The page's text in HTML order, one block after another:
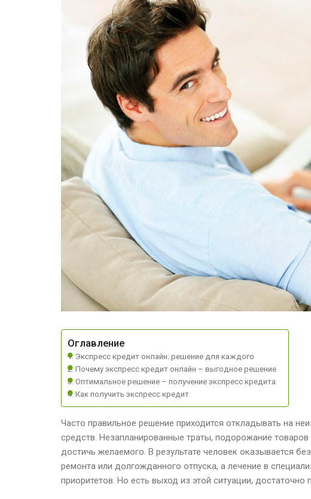
Оглавление
Экспресс кредит онлайн: решение для каждого
Почему экспресс кредит онлайн – выгодное решение
Оптимальное решение – получение экспресс кредита
Как получить экспресс кредит
Часто правильное решение приходится откладывать на
средств. Незапланированные траты, подорожание
достичь желаемого. В результате человек оказывается
ремонта или долгожданного отпуска, а лечение в
приоритетов. Но есть выход из этой ситуации, достаточно